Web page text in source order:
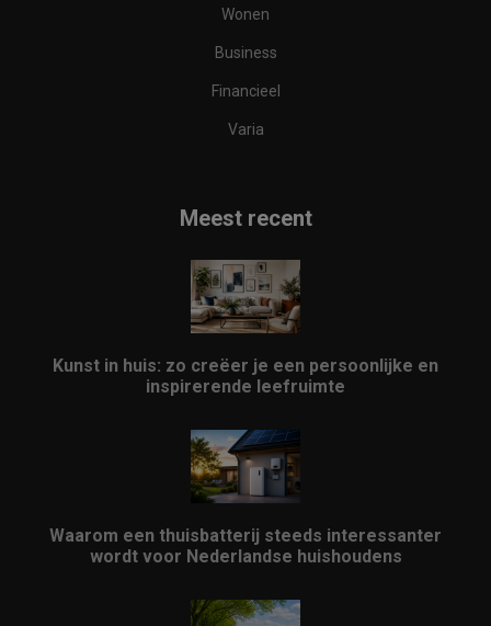
Wonen
Business
Financieel
Varia
Meest recent
Kunst in huis: zo creëer je een persoonlijke en
inspirerende leefruimte
Waarom een thuisbatterij steeds interessanter
wordt voor Nederlandse huishoudens